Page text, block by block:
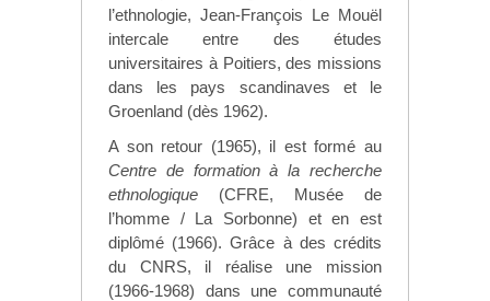
l’ethnologie, Jean-François Le Mouël
intercale entre des études
universitaires à Poitiers, des missions
dans les pays scandinaves et le
Groenland (dès 1962).
A son retour (1965), il est formé au
Centre de formation à la recherche
ethnologique (CFRE, Musée de
l’homme / La Sorbonne) et en est
diplômé (1966). Grâce à des crédits
du CNRS, il réalise une mission
(1966-1968) dans une communauté